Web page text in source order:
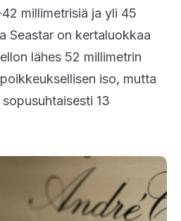
millimetrisiä ja yli 45
Seastar on kertaluokkaa
lähes 52 millimetrin
iso, mutta
13